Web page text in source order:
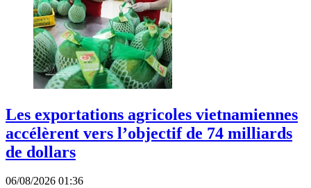
Les exportations agricoles vietnamiennes
accélèrent vers l’objectif de 74 milliards
de dollars
06/08/2026 01:36